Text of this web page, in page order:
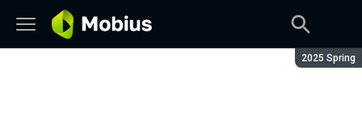
Сезон:
2025 Spring